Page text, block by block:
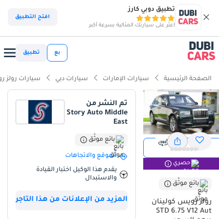
تطبيق دوبي كارز
اعثر على سيارتك المثالية بسرعة أكبر
افتح التطبيق
بع تطبيق
الصفحة الرئيسية سيارات الإمارات سيارات دبي سيارات رولز
عرض
حصري
بائع موثّق
رولز رويس كولينان
STD 6.75 V12 Aut
تم النشر من
Story Auto Middle
East
بائع موثّق
الموقع والاتجاهات
يقدم هذا الوكيل اختبار القيادة
والاستبدال
المزيد من الإعلانات من هذا التاجر
ذكاء دوبي كارز
ذكاء دوبيكارز
محرك مصنوع يدويًا
معيار نظام الصوت من الدرجة الأولى
أحدث معايير أنظمة مساعدة السائق المتقدمة (ADAS)
ملخص
يُعدّ هذا الطراز من عام 2022 فرصة استثنائية في سوق الإمارات العربية
المتحدة، إذ يتميّز بعداد كيلومترات أقل بكثير من المعتاد لسيارة فاخرة
عمرها سنتان في المنطقة. ويُضفي لونه الأخضر الخارجي الأنيق لمسةً
مميزةً تُغني عن الألوان التقليدية، ما يُحافظ على قيمته لدى هواة جمع